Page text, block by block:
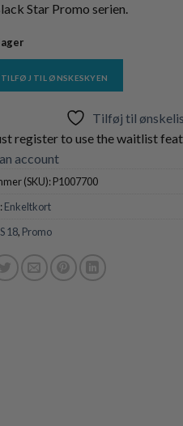
Star Promo serien.
TILFØJ TIL ØNSKESKYEN
Tilføj til
register to use the waitlist
account
(SKU):P1007700
Enkeltkort
18, Promo